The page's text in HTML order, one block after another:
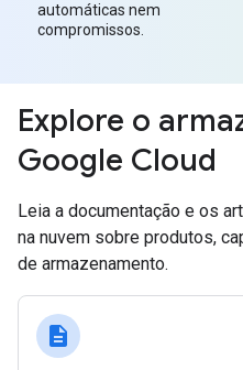
automáticas nem
compromissos.
Explore o
Google Cloud
Leia a documentação e os
na nuvem sobre produtos,
de armazenamento.
description